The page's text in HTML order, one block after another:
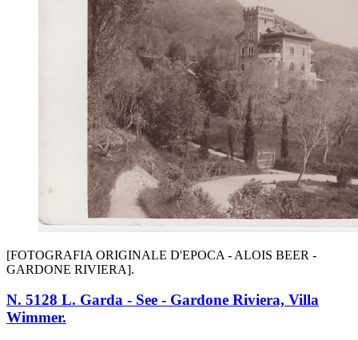
[FOTOGRAFIA ORIGINALE D'EPOCA - ALOIS BEER -
GARDONE RIVIERA].
N. 5128 L. Garda - See - Gardone Riviera, Villa
Wimmer.